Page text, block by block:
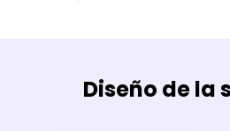
Diseño de la